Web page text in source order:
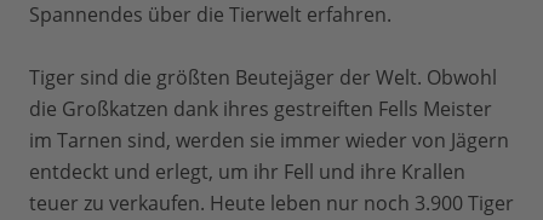
Spannendes über die Tierwelt erfahren.
Tiger sind die größten Beutejäger der Welt. Obwohl
die Großkatzen dank ihres gestreiften Fells Meister
im Tarnen sind, werden sie immer wieder von Jägern
entdeckt und erlegt, um ihr Fell und ihre Krallen
teuer zu verkaufen. Heute leben nur noch 3.900 Tiger